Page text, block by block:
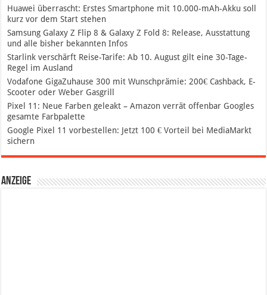
Huawei überrascht: Erstes Smartphone mit 10.000-mAh-Akku soll
kurz vor dem Start stehen
Samsung Galaxy Z Flip 8 & Galaxy Z Fold 8: Release, Ausstattung
und alle bisher bekannten Infos
Starlink verschärft Reise-Tarife: Ab 10. August gilt eine 30-Tage-
Regel im Ausland
Vodafone GigaZuhause 300 mit Wunschprämie: 200€ Cashback, E-
Scooter oder Weber Gasgrill
Pixel 11: Neue Farben geleakt – Amazon verrät offenbar Googles
gesamte Farbpalette
Google Pixel 11 vorbestellen: Jetzt 100 € Vorteil bei MediaMarkt
sichern
Anzeige